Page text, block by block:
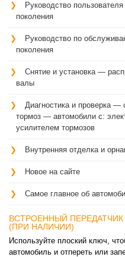
Руководство
поколения
Руководство по
поколения
Снятие и установка —
валы
Диагностика и проверка —
тормоз — автомобили с:
усилителем тормозов
Внутренняя отделка и
Новое на сайте
Самое главное об
ВСТРОЕННЫЙ
(ПРИ НАЛИЧИИ)
Используйте плоский ключ,
автомобиль и отпереть или